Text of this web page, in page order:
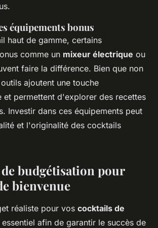
équipements bonus
haut de gamme, certains
comme un mixeur électrique ou
faire la différence. Bien que non
ajoutent une touche
et permettent d'explorer des recettes
Investir dans ces équipements peut
et l'originalité des cocktails
budgétisation pour
bienvenue
réaliste pour vos cocktails de
essentiel afin de garantir le succès de